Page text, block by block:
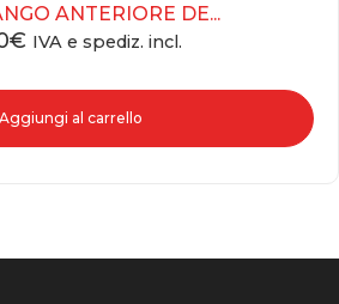
ANTERIORE DE...
€ IVA e spediz. incl.
Aggiungi al carrello